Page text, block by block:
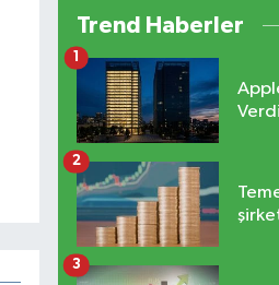
Trend Haberler
1
2
3